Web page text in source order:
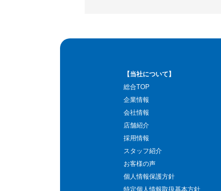
【当社について】
総合TOP
企業情報
会社情報
店舗紹介
採用情報
スタッフ紹介
お客様の声
個人情報保護方針
特定個人情報取扱基本方針